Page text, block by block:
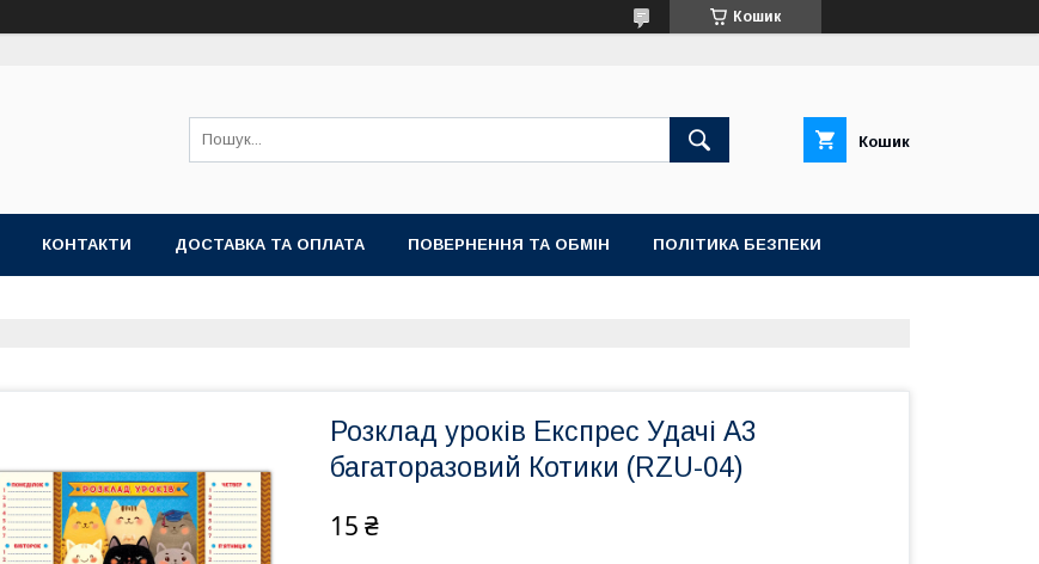
Кошик
Кошик
КОНТАКТИ ДОСТАВКА ТА ОПЛАТА ПОВЕРНЕННЯ ТА ОБМІН ПОЛІТИКА БЕЗПЕКИ
Розклад уроків Експрес Удачі А3
багаторазовий Котики (RZU-04)
15 ₴